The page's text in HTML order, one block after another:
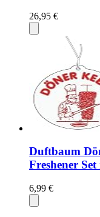
26,95 €
Duftbaum
Freshener
6,99 €